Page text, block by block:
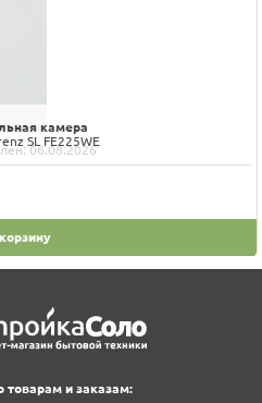
камера
SL FE225WE
06.08.2026
товарам и заказам: